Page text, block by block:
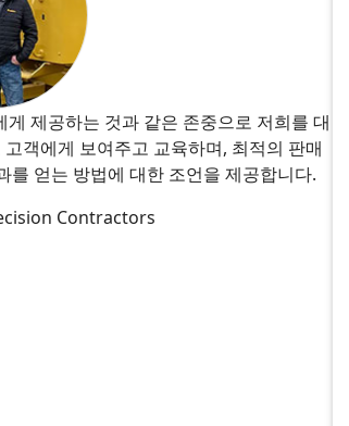
제공하는 것과 같은 존중으로 저희를 대
객에게 보여주고 교육하며, 최적의 판매
얻는 방법에 대한 조언을 제공합니다.
Contractors